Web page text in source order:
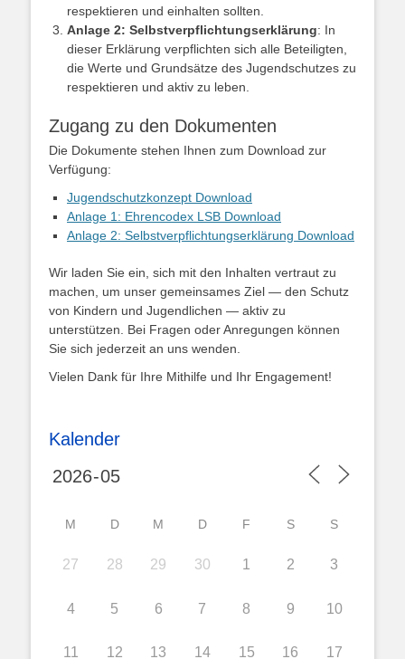
respektieren und einhalten sollten.
Anlage 2: Selbstverpflichtungserklärung: In
dieser Erklärung verpflichten sich alle Beteiligten,
die Werte und Grundsätze des Jugendschutzes zu
respektieren und aktiv zu leben.
Zugang zu den Dokumenten
Die Dokumente stehen Ihnen zum Download zur
Verfügung:
Jugendschutzkonzept Download
Anlage 1: Ehrencodex LSB Download
Anlage 2: Selbstverpflichtungserklärung Download
Wir laden Sie ein, sich mit den Inhalten vertraut zu
machen, um unser gemeinsames Ziel — den Schutz
von Kindern und Jugendlichen — aktiv zu
unterstützen. Bei Fragen oder Anregungen können
Sie sich jederzeit an uns wenden.
Vielen Dank für Ihre Mithilfe und Ihr Engagement!
Kalender
M D M D F S S
27 28 29 30 1 2 3
4 5 6 7 8 9 10
11 12 13 14 15 16 17